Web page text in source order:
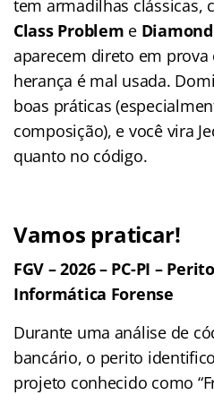
tem armadilhas clássicas,
Class Problem e
aparecem direto em prova
herança é mal usada.
boas práticas
composição), e você vira
quanto no código.
Vamos praticar!
FGV – 2026 – PC-PI –
Informática Forense
Durante uma análise de
bancário, o perito
projeto conhecido como